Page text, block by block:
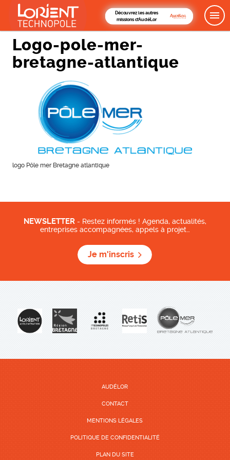
Découvrez les autres
missions d'AudéLor
Logo-pole-mer-
bretagne-atlantique
logo Pôle mer Bretagne atlantique
NEWSLETTER - Restez informés ! Agenda, actualités,
entreprises accompagnées, appels à projet…
Je m'inscris
AUDÉLOR
CONTACT
MENTIONS LÉGALES
POLITIQUE DE CONFIDENTIALITÉ
PLAN DU SITE